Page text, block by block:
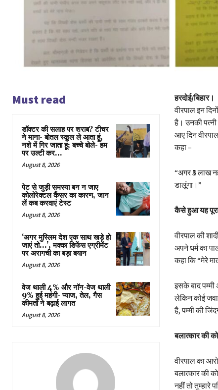
Must read
डॉक्टर की सलाह पर शराब? टीचर
ने माना- बोतल स्कूल ले आता हूं,
नशे में गिर जाता हूं; बच्चे बोले- हम
पर उल्टी कर...
August 8, 2026
पेट से जुड़ी समस्या बन न जाए
कोलोरेक्टल कैंसर का कारण, जान
लें कब करवाएं टेस्ट
August 8, 2026
‘अगर मुस्लिम देश एक साथ खड़े हो
जाएं तो…’, मक्का डिफेंस एग्रीमेंट
पर अरागची का बड़ा बयान
August 8, 2026
वेज थाली 4% और नॉन-वेज थाली
9% हुई महंगी- प्याज, तेल, गैस
कीमतों ने बढ़ाई लागत
August 8, 2026
हरदोई/बिहार।
वीरपाल इन
है। उनकी
आए दिन
कहा –
“अगर ₹5 लाख
डालूंगा।”
कैसे हुआ यह पूरा
वीरपाल की
अपने धर्म का
कहा कि “मेरे
इसके बाद
लेकिन कोई
है, पम्मी की
बलात्कार की
वीरपाल का
बलात्कार की
नहीं तो तुम्हारे